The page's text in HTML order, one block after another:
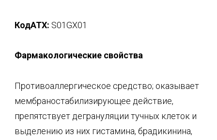
КодАТХ: S01GX01
Фармакологические свойства
Противоаллергическое средство; оказывает
мембраностабилизирующее действие,
препятствует дегрануляции тучных клеток и
выделению из них гистамина, брадикинина,